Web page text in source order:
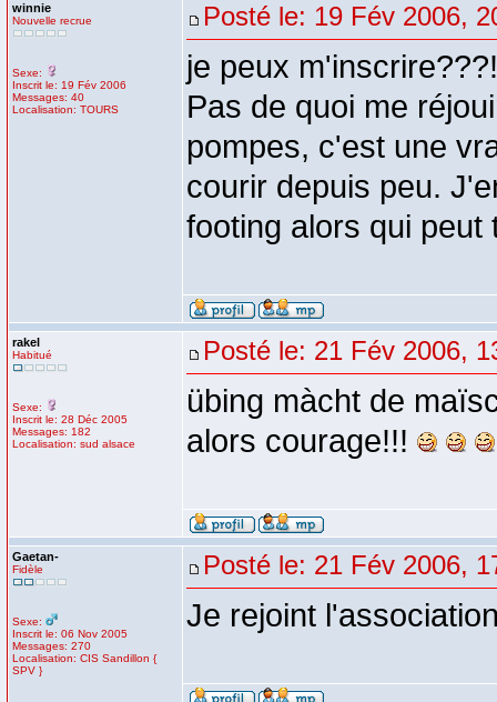
winnie
Nouvelle recrue
Sexe:
Inscrit le: 19 Fév 2006
Messages: 40
Localisation: TOURS
Posté le: 19 Fév 2006,
je peux
Pas de quoi me
pompes, c'est une
courir depuis peu.
footing alors qui peut
rakel
Habitué
Sexe:
Inscrit le: 28 Déc 2005
Messages: 182
Localisation: sud alsace
Posté le: 21 Fév 2006,
übing màcht de
alors courage!!!
Gaetan-
Fidèle
Sexe:
Inscrit le: 06 Nov 2005
Messages: 270
Localisation: CIS Sandillon {
SPV }
Posté le: 21 Fév 2006,
Je rejoint